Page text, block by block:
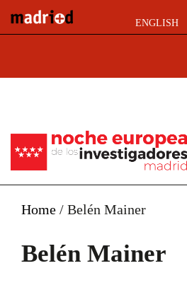
ENGLISH
Home / Belén Mainer
Belén Mainer